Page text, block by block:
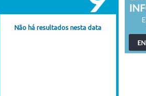
Não há resultados nesta data